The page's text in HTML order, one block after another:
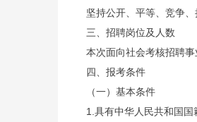
坚持公开、平等、竞争
三、招聘岗位及人数
本次面向社会考核招聘
四、报考条件
（一）基本条件
1.具有中华人民共和国国